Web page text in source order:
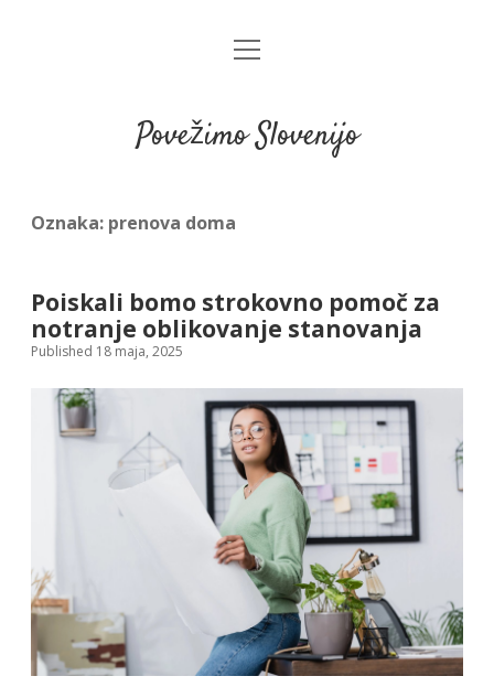
open
Povežimo Slovenijo
Oznaka: prenova doma
Poiskali bomo strokovno pomoč za
notranje oblikovanje stanovanja
Published 18 maja, 2025